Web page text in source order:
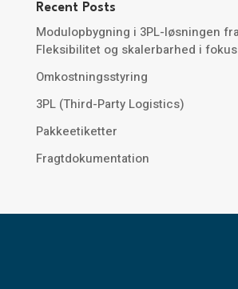
Recent Posts
Modulopbygning i 3PL-løsningen
Fleksibilitet og skalerbarhed i fokus
Omkostningsstyring
3PL (Third-Party Logistics)
Pakkeetiketter
Fragtdokumentation